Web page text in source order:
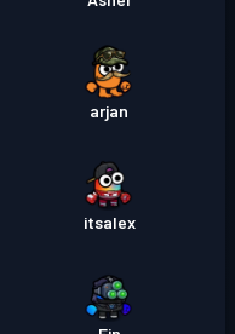
30
arjan
itsalex